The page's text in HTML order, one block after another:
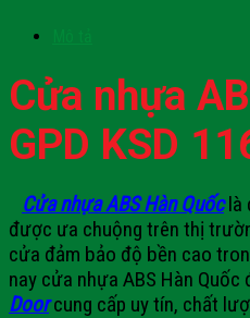
Cửa nhựa
GPD KSD
Cửa nhựa ABS Hàn Quốclà
được ưa chuộng trên thị
cửa đảm bảo độ bền cao
nay cửa nhựa ABS Hàn Quốc
Door cung cấp uy tín, chất